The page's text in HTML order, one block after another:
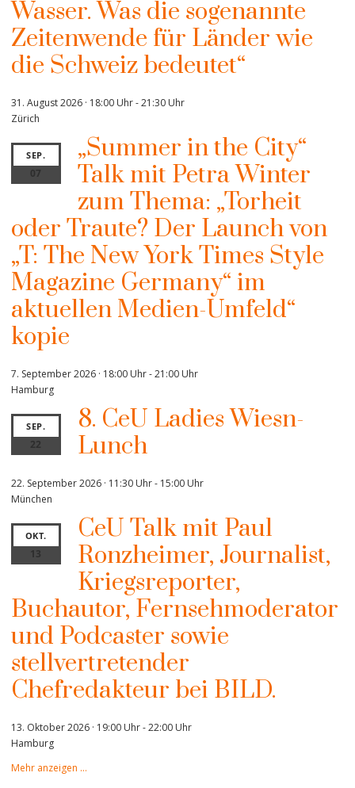
Wasser. Was die sogenannte
Zeitenwende für Länder wie
die Schweiz bedeutet“
31. August 2026 · 18:00 Uhr-21:30 Uhr
Zürich
SEP.
07
„Summer in the City“
Talk mit Petra Winter
zum Thema: „Torheit
oder Traute? Der Launch von
„T: The New York Times Style
Magazine Germany“ im
aktuellen Medien-Umfeld“
kopie
7. September 2026 · 18:00 Uhr-21:00 Uhr
Hamburg
SEP.
22
8. CeU Ladies Wiesn-
Lunch
22. September 2026 · 11:30 Uhr- 15:00 Uhr
München
OKT.
13
CeU Talk mit Paul
Ronzheimer, Journalist,
Kriegsreporter,
Buchautor, Fernsehmoderator
und Podcaster sowie
stellvertretender
Chefredakteur bei BILD.
13. Oktober 2026 · 19:00 Uhr-22:00 Uhr
Hamburg
Mehr anzeigen …